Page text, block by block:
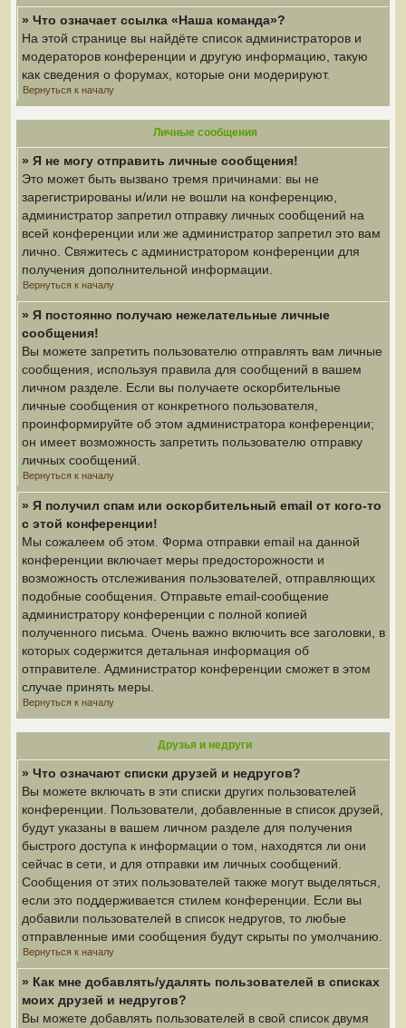
» Что означает ссылка «Наша команда»?
На этой странице вы найдёте список администраторов и
модераторов конференции и другую информацию, такую
как сведения о форумах, которые они модерируют.
Вернуться к началу
Личные сообщения
» Я не могу отправить личные сообщения!
Это может быть вызвано тремя причинами: вы не
зарегистрированы и/или не вошли на конференцию,
администратор запретил отправку личных сообщений на
всей конференции или же администратор запретил это вам
лично. Свяжитесь с администратором конференции для
получения дополнительной информации.
Вернуться к началу
» Я постоянно получаю нежелательные личные
сообщения!
Вы можете запретить пользователю отправлять вам личные
сообщения, используя правила для сообщений в вашем
личном разделе. Если вы получаете оскорбительные
личные сообщения от конкретного пользователя,
проинформируйте об этом администратора конференции;
он имеет возможность запретить пользователю отправку
личных сообщений.
Вернуться к началу
» Я получил спам или оскорбительный email от кого-то
с этой конференции!
Мы сожалеем об этом. Форма отправки email на данной
конференции включает меры предосторожности и
возможность отслеживания пользователей, отправляющих
подобные сообщения. Отправьте email-сообщение
администратору конференции с полной копией
полученного письма. Очень важно включить все заголовки, в
которых содержится детальная информация об
отправителе. Администратор конференции сможет в этом
случае принять меры.
Вернуться к началу
Друзья и недруги
» Что означают списки друзей и недругов?
Вы можете включать в эти списки других пользователей
конференции. Пользователи, добавленные в список друзей,
будут указаны в вашем личном разделе для получения
быстрого доступа к информации о том, находятся ли они
сейчас в сети, и для отправки им личных сообщений.
Сообщения от этих пользователей также могут выделяться,
если это поддерживается стилем конференции. Если вы
добавили пользователей в список недругов, то любые
отправленные ими сообщения будут скрыты по умолчанию.
Вернуться к началу
» Как мне добавлять/удалять пользователей в списках
моих друзей и недругов?
Вы можете добавлять пользователей в свой список двумя